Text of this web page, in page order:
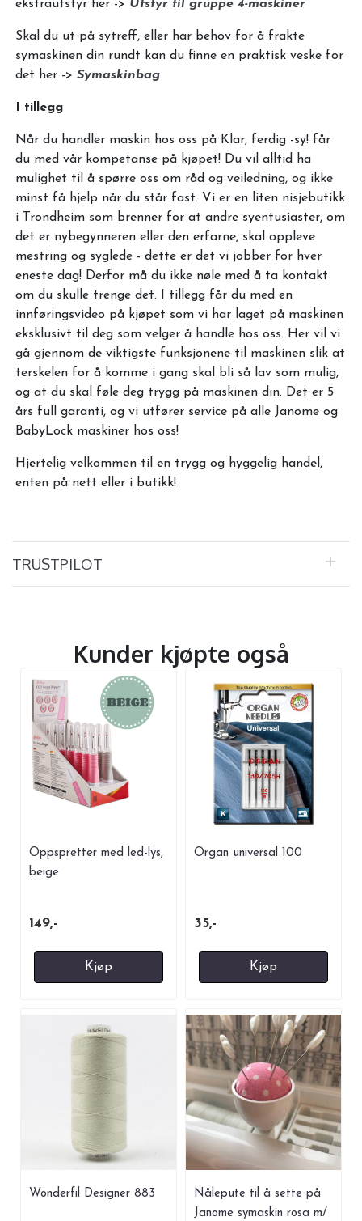
ekstrautstyr her -> Utstyr til gruppe 4-maskiner
Skal du ut på sytreff, eller har behov for å frakte
symaskinen din rundt kan du finne en praktisk veske for
det her -> Symaskinbag
I tillegg
Når du handler maskin hos oss på Klar, ferdig -sy! får
du med vår kompetanse på kjøpet! Du vil alltid ha
mulighet til å spørre oss om råd og veiledning, og ikke
minst få hjelp når du står fast. Vi er en liten nisjebutikk
i Trondheim som brenner for at andre syentusiaster, om
det er nybegynneren eller den erfarne, skal oppleve
mestring og syglede - dette er det vi jobber for hver
eneste dag! Derfor må du ikke nøle med å ta kontakt
om du skulle trenge det. I tillegg får du med en
innføringsvideo på kjøpet som vi har laget på maskinen
eksklusivt til deg som velger å handle hos oss. Her vil vi
gå gjennom de viktigste funksjonene til maskinen slik at
terskelen for å komme i gang skal bli så lav som mulig,
og at du skal føle deg trygg på maskinen din. Det er 5
års full garanti, og vi utfører service på alle Janome og
BabyLock maskiner hos oss!
Hjertelig velkommen til en trygg og hyggelig handel,
enten på nett eller i butikk!
TRUSTPILOT
Kunder kjøpte også
Oppspretter med led-lys,
beige
149,-
Kjøp
Organ universal 100
35,-
Kjøp
Wonderfil Designer 883
Nålepute til å sette på
Janome symaskin rosa m/